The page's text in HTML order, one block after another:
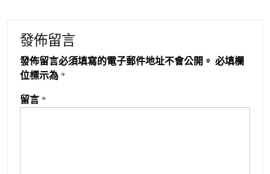
發佈留言
發佈留言必須填寫的電子郵件地址不會公開。 必填欄
位標示為 *
留言 *